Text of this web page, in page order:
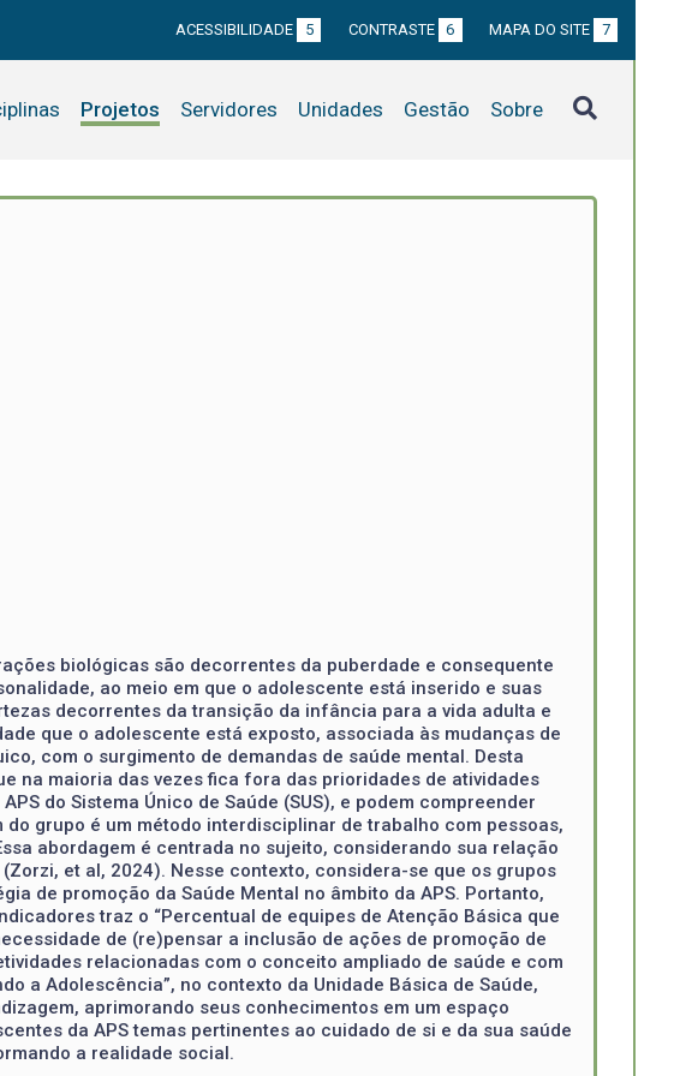
ACESSIBILIDADE 5 CONTRASTE 6 MAPA DO SITE 7
Projetos Servidores Unidades Gestão Sobre
biológicas são decorrentes da puberdade e consequente
ao meio em que o adolescente está inserido e suas
decorrentes da transição da infância para a vida adulta e
que o adolescente está exposto, associada às mudanças de
com o surgimento de demandas de saúde mental. Desta
na maioria das vezes fica fora das prioridades de atividades
do Sistema Único de Saúde (SUS), e podem compreender
grupo é um método interdisciplinar de trabalho com pessoas,
abordagem é centrada no sujeito, considerando sua relação
et al, 2024). Nesse contexto, considera-se que os grupos
de promoção da Saúde Mental no âmbito da APS. Portanto,
traz o “Percentual de equipes de Atenção Básica que
de (re)pensar a inclusão de ações de promoção de
relacionadas com o conceito ampliado de saúde e com
a Adolescência”, no contexto da Unidade Básica de Saúde,
aprimorando seus conhecimentos em um espaço
da APS temas pertinentes ao cuidado de si e da sua saúde
a realidade social.